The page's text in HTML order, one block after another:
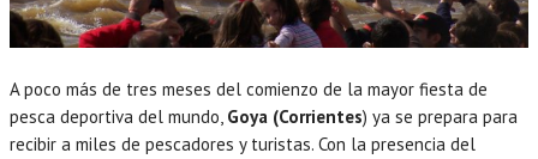
A poco más de tres meses del comienzo de la mayor fiesta de
pesca deportiva del mundo, Goya (Corrientes) ya se prepara para
recibir a miles de pescadores y turistas. Con la presencia del